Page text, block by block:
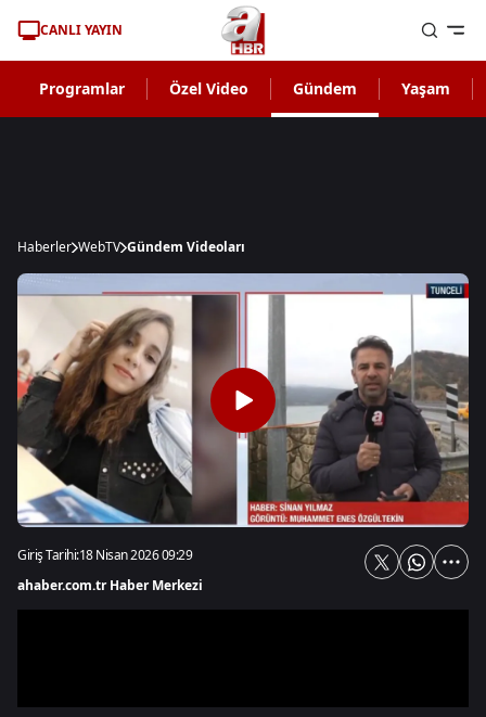
CANLI YAYIN
Programlar Özel Video Gündem Yaşam
Haberler WebTV Gündem Videoları
Giriş Tarihi:18 Nisan 2026 09:29
ahaber.com.tr Haber Merkezi